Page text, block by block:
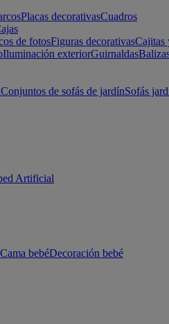
Placas decorativasCuadros
de fotosFiguras decorativasCajitas
Iluminación exteriorGuirnaldas
Conjuntos de sofás de jardínSofás
Artificial
Cama bebéDecoración bebé